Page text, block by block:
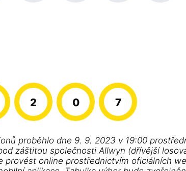
2 0 7
proběhlo dne 9. 9. 2023 v 19:00
záštitou společnosti Allwyn (dřívější
provést online prostřednictvím oficiálních